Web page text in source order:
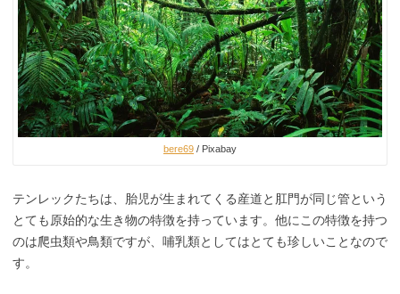
bere69 / Pixabay
テンレックたちは、胎児が生まれてくる産道と肛門が同じ管という
とても原始的な生き物の特徴を持っています。他にこの特徴を持つ
のは爬虫類や鳥類ですが、哺乳類としてはとても珍しいことなので
す。